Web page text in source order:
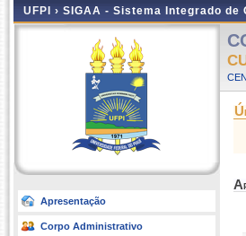
UFPI › SIGAA - Sistema Integrado
Apresentação
Corpo Administrativo